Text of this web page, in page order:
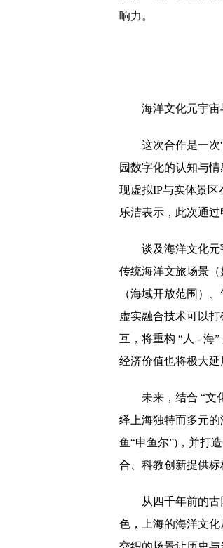
响力。
海洋文化元宇
这次合作是一
园数字化的认知与
现虚拟IP与实体景
乐洁表示，此次通
谈及海洋文化
传统海洋文旅场景
（海域开放范围）
虚实融合技术可以
互，将重构 “人 - 海
经济价值也将极大延
未来，结合 “文
绎上海独特而多元
鱼“申鱼尔”)，并打
合、科教创新提供标
从四千年前的
色，上海的海洋文